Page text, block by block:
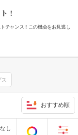
！
チャンス！この機会をお見逃し
ス
おすすめ順
し